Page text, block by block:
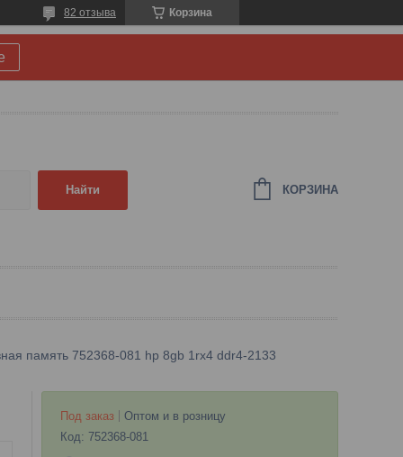
Корзина
82 отзыва
Найти КОРЗИНА
память 752368-081 hp 8gb 1rx4 ddr4-2133
Под заказ
Оптом и в розницу
Код: 752368-081